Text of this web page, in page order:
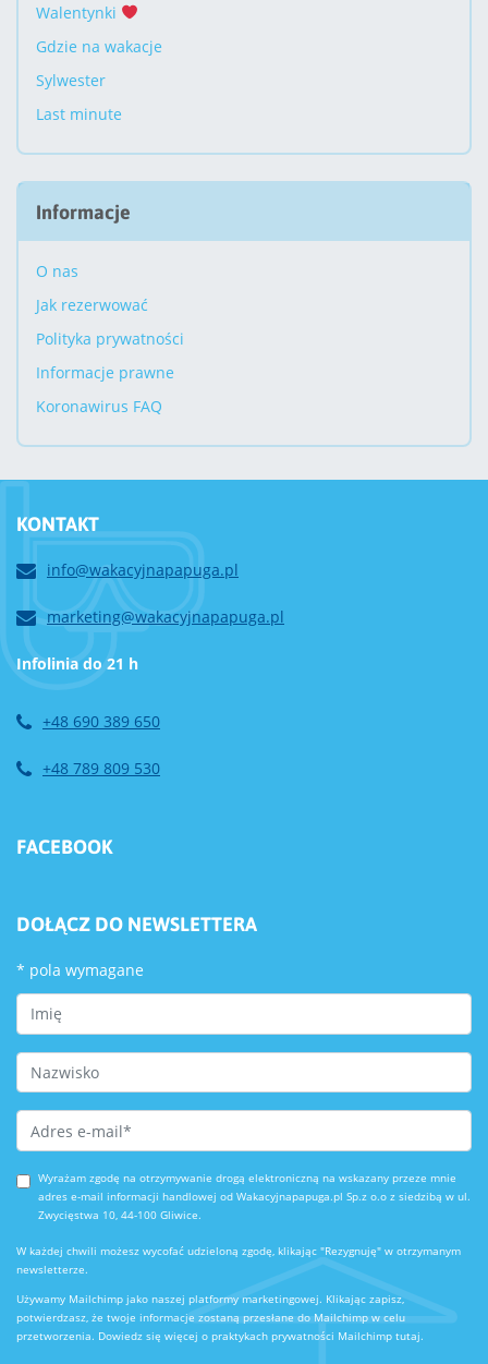
Walentynki
Gdzie na wakacje
Sylwester
Last minute
Informacje
O nas
Jak rezerwować
Polityka prywatności
Informacje prawne
Koronawirus FAQ
KONTAKT
info@wakacyjnapapuga.pl
marketing@wakacyjnapapuga.pl
Infolinia do 21 h
+48 690 389 650
+48 789 809 530
FACEBOOK
DOŁĄCZ DO NEWSLETTERA
* pola wymagane
First Name
Last Name
Email Address *
Wyrażam zgodę na otrzymywanie drogą elektroniczną na wskazany przeze mnie
adres e-mail informacji handlowej od Wakacyjnapapuga.pl Sp.z o.o z siedzibą w ul.
Zwycięstwa 10, 44-100 Gliwice.
W każdej chwili możesz wycofać udzieloną zgodę, klikając "Rezygnuję" w otrzymanym
newsletterze.
Używamy Mailchimp jako naszej platformy marketingowej. Klikając zapisz,
potwierdzasz, że twoje informacje zostaną przesłane do Mailchimp w celu
przetworzenia. Dowiedz się więcej o praktykach prywatności Mailchimp tutaj.